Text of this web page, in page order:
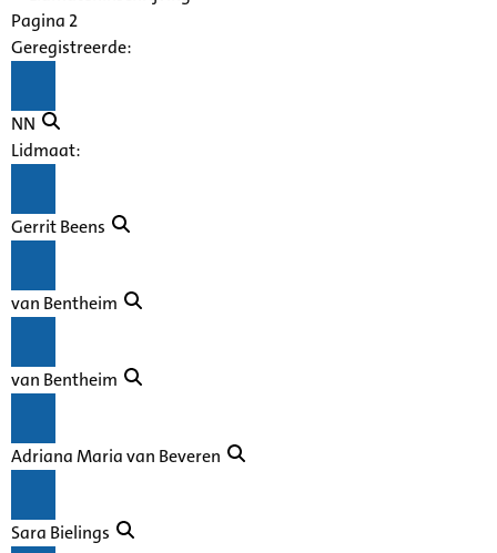
Pagina 2
Geregistreerde:
NN
Lidmaat:
Gerrit Beens
van Bentheim
van Bentheim
Adriana Maria van Beveren
Sara Bielings